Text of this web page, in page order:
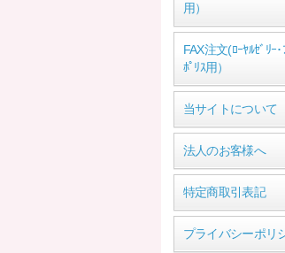
用）
FAX注文(ﾛｰﾔﾙｾﾞﾘｰ･
ﾎﾟﾘｽ用）
当サイトについて
法人のお客様へ
特定商取引表記
プライバシーポリ